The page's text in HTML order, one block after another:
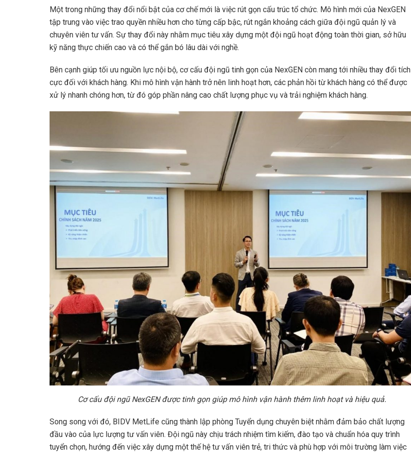
Một trong những thay đổi nổi bật của cơ chế mới là việc rút gọn cấu trúc tổ chức. Mô hình mới của NexGEN
tập trung vào việc trao quyền nhiều hơn cho từng cấp bậc, rút ngắn khoảng cách giữa đội ngũ quản lý và
chuyên viên tư vấn. Sự thay đổi này nhằm mục tiêu xây dựng một đội ngũ hoạt động toàn thời gian, sở hữu
kỹ năng thực chiến cao và có thể gắn bó lâu dài với nghề.
Bên cạnh giúp tối ưu nguồn lực nội bộ, cơ cấu đội ngũ tinh gọn của NexGEN còn mang tới nhiều thay đổi tích
cực đối với khách hàng. Khi mô hình vận hành trở nên linh hoạt hơn, các phản hồi từ khách hàng có thể được
xử lý nhanh chóng hơn, từ đó góp phần nâng cao chất lượng phục vụ và trải nghiệm khách hàng.
Cơ cấu đội ngũ NexGEN được tinh gọn giúp mô hình vận hành thêm linh hoạt và hiệu quả.
Song song với đó, BIDV MetLife cũng thành lập phòng Tuyển dụng chuyên biệt nhằm đảm bảo chất lượng
đầu vào của lực lượng tư vấn viên. Đội ngũ này chịu trách nhiệm tìm kiếm, đào tạo và chuẩn hóa quy trình
tuyển chọn, hướng đến việc xây dựng một thế hệ tư vấn viên trẻ, tri thức và phù hợp với môi trường làm việc